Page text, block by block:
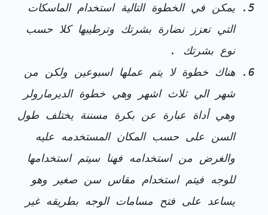
يمكن في الخطوة التالية استخدام الماسكات
التي تعزز نضارة بشرتك وترطيبها كلا حسب
نوع بشرتك .
هناك خطوة لا يتم عملها اسبوعين ولكن من
شهر الي ثلاث اشهر وهي خطوة الديرمارولر
وهي أداة عبارة عن بكرة مسننة يختلف طول
السن على حسب المكان المستخدمه عليه
والغرض من استخدامه فهنا سيتم استخدامها
للوجه فيتم استخدام مقاس سن صغير وهو
يساعد على فتح مسامات الوجه بطريقه غير